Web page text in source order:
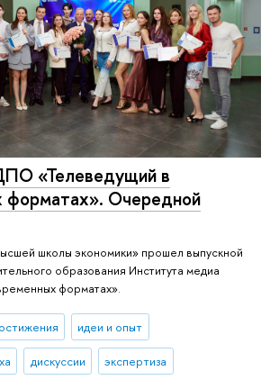
«Телеведущий в
форматах». Очередной
школы экономики» прошел выпускной
образования Института медиа
форматах».
идеи и опыт
дискуссии экспертиза